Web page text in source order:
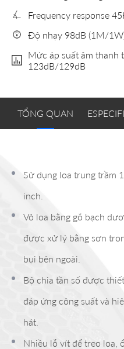
Frequency response
Độ nhạy 98dB (1M/
Mức áp suất âm thanh
123dB/129dB
TỔNG QUAN
Sử dụng loa trung trầm
inch.
Vỏ loa bằng gỗ bạch
được xử lý bằng sơn
bụi bên ngoài.
Bộ chia tần số được
đáp ứng công suất và
hát.
Nhiều lỗ vít để treo loa,